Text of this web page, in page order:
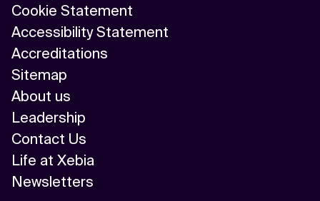
Cookie Statement
Accessibility Statement
Accreditations
Sitemap
About us
Leadership
Contact Us
Life at Xebia
Newsletters